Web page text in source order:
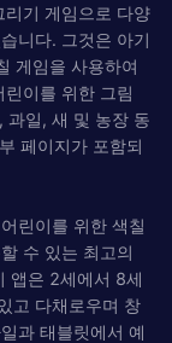
기 게임으로 다양
니다. 그것은 아기
게임을 사용하여
이를 위한 그림
과일, 새 및 농장 동
페이지가 포함되
린이를 위한 색칠
수 있는 최고의
앱은 2세에서 8세
고 다채로우며 창
과 태블릿에서 예